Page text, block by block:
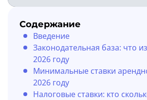
Содержание
Введение
Законодательная база: что
2026 году
Минимальные ставки
2026 году
Налоговые ставки: кто